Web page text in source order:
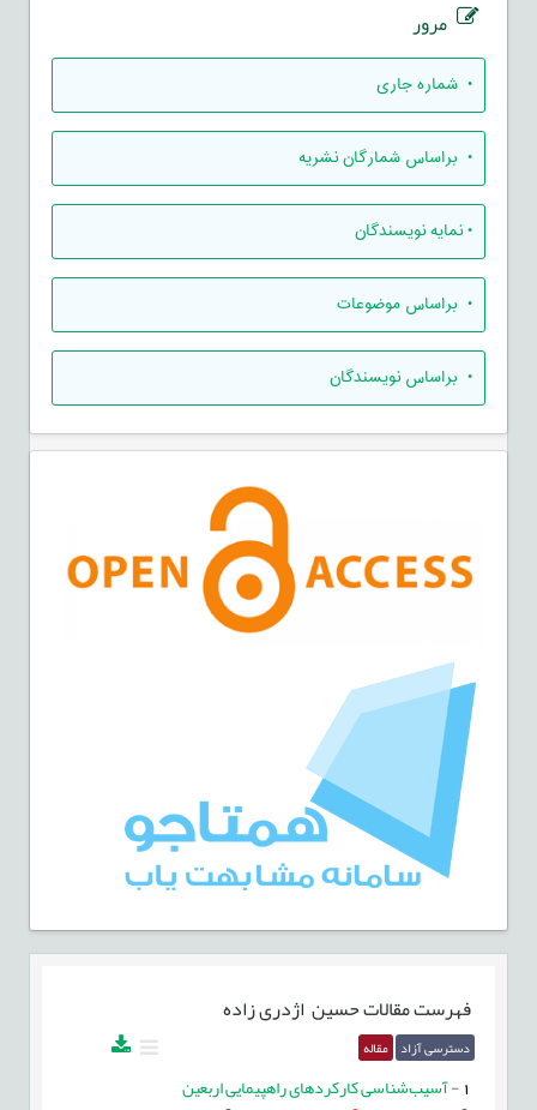
مرور
• شماره جاری
• براساس شمارگان نشریه
•نمایه نویسندگان
• براساس موضوعات
• براساس نویسندگان
فهرست مقالاتحسین اژدری زاده
دسترسی آزاد مقاله
-آسیب‌شناسی کارکردهای راهپیمایی اربعین